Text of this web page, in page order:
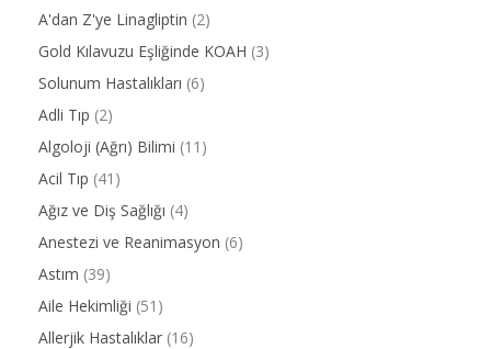
A'dan Z'ye Linagliptin (2)
Gold Kılavuzu Eşliğinde KOAH (3)
Solunum Hastalıkları (6)
Adli Tıp (2)
Algoloji (Ağrı) Bilimi (11)
Acil Tıp (41)
Ağız ve Diş Sağlığı (4)
Anestezi ve Reanimasyon (6)
Astım (39)
Aile Hekimliği (51)
Allerjik Hastalıklar (16)